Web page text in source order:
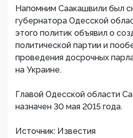
Напомним Саакашвили был
губернатора Одесской
этого политик объявил о
политической партии и
проведения досрочных
на Украине.
Главой Одесской области
назначен 30 мая 2015 года.
Источник: Известия